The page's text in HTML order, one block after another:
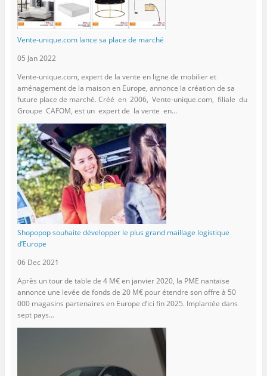
Vente-unique.com lance sa place de marché
05 Jan 2022
Vente-unique.com, expert de la vente en ligne de mobilier et
aménagement de la maison en Europe, annonce la création de sa
future place de marché. Créé en 2006, Vente-unique.com, filiale du
Groupe CAFOM, est un expert de la vente en...
Shopopop souhaite développer le plus grand maillage logistique
d’Europe
06 Dec 2021
Après un tour de table de 4 M€ en janvier 2020, la PME nantaise
annonce une levée de fonds de 20 M€ pour étendre son offre à 50
000 magasins partenaires en Europe d’ici fin 2025. Implantée dans
sept pays...